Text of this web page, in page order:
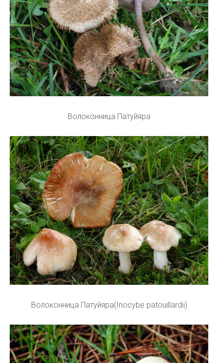
Волоконница Патуйяра
Волоконница Патуйяра(Inocybe patouillardii)